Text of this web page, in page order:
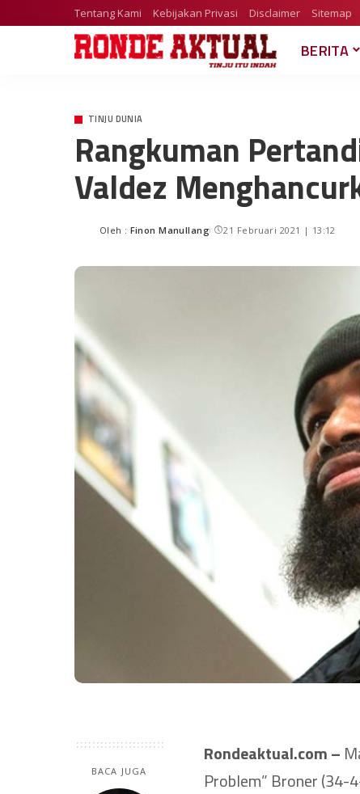
Tentang Kami Kebijakan Privasi Disclaimer Sitemap
BERITA
TINJU DUNIA
Rangkuman
Valdez
Oleh : Finon Manullang 21 Februari 2021 | 13:12
BACA JUGA
Rondeaktual.com –
Problem” Broner (34-